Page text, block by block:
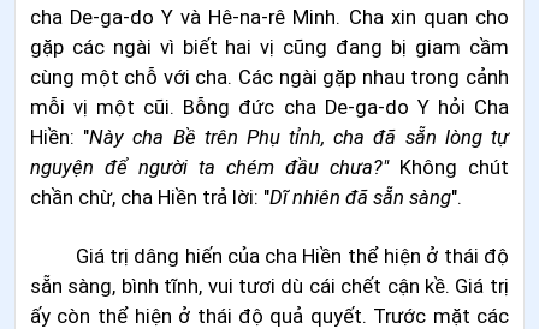
cha De-ga-do Y và Hê-na-rê Minh. Cha xin quan cho
gặp các ngài vì biết hai vị cũng đang bị giam cầm
cùng một chỗ với cha. Các ngài gặp nhau trong cảnh
mỗi vị một cũi. Bỗng đức cha De-ga-do Y hỏi Cha
Hiền: "Này cha Bề trên Phụ tỉnh, cha đã sẵn lòng tự
nguyện để người ta chém đầu chưa?"Không chút
chần chừ, cha Hiền trả lời: "Dĩ nhiên đã sẵn sàng".
Giá trị dâng hiến của cha Hiền thể hiện ở thái độ
sẵn sàng, bình tĩnh, vui tươi dù cái chết cận kề. Giá trị
ấy còn thể hiện ở thái độ quả quyết. Trước mặt các